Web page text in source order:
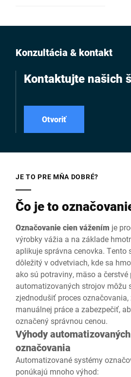
Konzultácia & kontakt
Kontaktujte našich
Otvoriť
JE TO PRE MŇA DOBRÉ?
Čo je to
Označovanie cien vážením je
výrobky vážia a na základe
aplikuje správna cenovka. Tento
dôležitý v odvetviach, kde sa
ako sú potraviny, mäso a
automatizovaných strojov môžu
zjednodušiť proces
manuálnej práce a zabezpečiť,
označený správnou cenou.
Výhody
označovania
Automatizované systémy
ponúkajú mnoho výhod: